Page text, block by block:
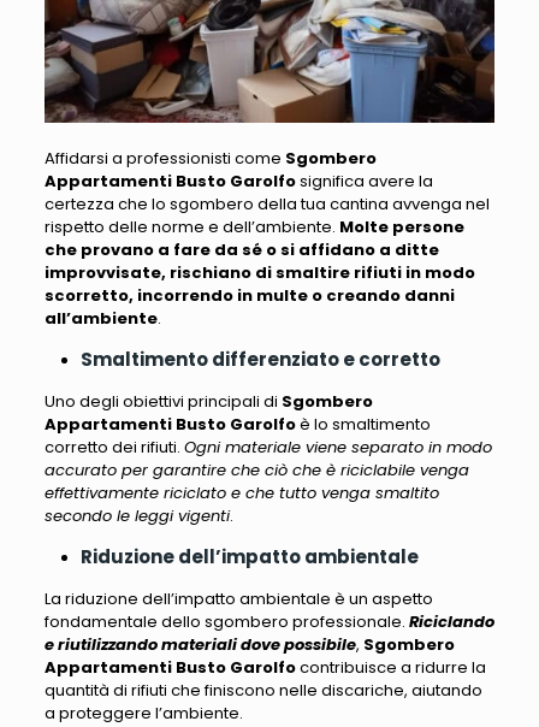
Affidarsi a professionisti come Sgombero
Appartamenti Busto Garolfosignifica avere la
certezza che lo sgombero della tua cantina avvenga nel
rispetto delle norme e dell’ambiente. Molte persone
che provano a fare da sé o si affidano a ditte
improvvisate, rischiano di smaltire rifiuti in modo
scorretto, incorrendo in multe o creando danni
all’ambiente.
Smaltimento differenziato e corretto
Uno degli obiettivi principali di Sgombero
Appartamenti Busto Garolfoè lo smaltimento
corretto dei rifiuti. Ogni materiale viene separato in modo
accurato per garantire che ciò che è riciclabile venga
effettivamente riciclato e che tutto venga smaltito
secondo le leggi vigenti.
Riduzione dell’impatto ambientale
La riduzione dell’impatto ambientale è un aspetto
fondamentale dello sgombero professionale. Riciclando
e riutilizzando materiali dove possibile, Sgombero
Appartamenti Busto Garolfocontribuisce a ridurre la
quantità di rifiuti che finiscono nelle discariche, aiutando
a proteggere l’ambiente.